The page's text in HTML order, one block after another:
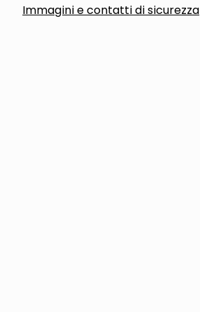
Immagini e contatti di sicurezza